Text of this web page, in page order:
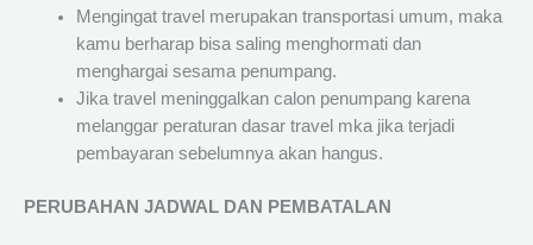
Mengingat travel merupakan transportasi umum, maka
kamu berharap bisa saling menghormati dan
menghargai sesama penumpang.
Jika travel meninggalkan calon penumpang karena
melanggar peraturan dasar travel mka jika terjadi
pembayaran sebelumnya akan hangus.
PERUBAHAN JADWAL DAN PEMBATALAN